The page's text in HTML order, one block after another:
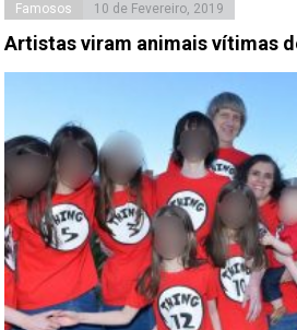
Famosos 10 de Fevereiro, 2019
Artistas viram animais vítimas